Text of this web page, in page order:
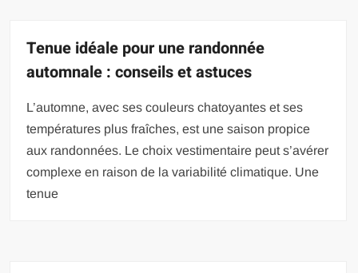
Tenue idéale pour une randonnée
automnale : conseils et astuces
L’automne, avec ses couleurs chatoyantes et ses
températures plus fraîches, est une saison propice
aux randonnées. Le choix vestimentaire peut s’avérer
complexe en raison de la variabilité climatique. Une
tenue